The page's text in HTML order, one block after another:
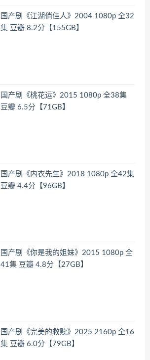
国产剧《江湖俏佳人》2004 1080p 全32
集 豆瓣 8.2分【155GB】
国产剧《桃花运》2015 1080p 全38集
豆瓣 6.5分【71GB】
国产剧《内衣先生》2018 1080p 全42集
豆瓣 4.4分【96GB】
国产剧《你是我的姐妹》2015 1080p 全
41集 豆瓣 4.8分【27GB】
国产剧《完美的救赎》2025 2160p 全16
集 豆瓣 6.0分【79GB】